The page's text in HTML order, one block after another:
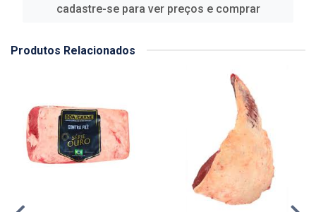
cadastre-se para ver preços e comprar
Produtos Relacionados